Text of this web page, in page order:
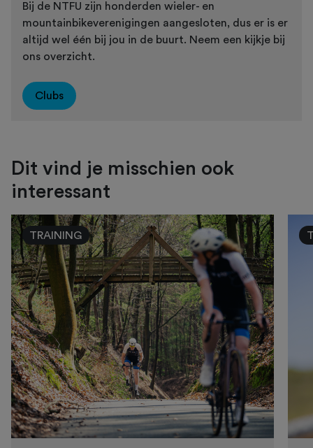
Bij de NTFU zijn honderden wieler- en
mountainbikeverenigingen aangesloten, dus er is er
altijd wel één bij jou in de buurt. Neem een kijkje bij
ons overzicht.
Clubs
Dit vind je misschien ook
interessant
TRAINING